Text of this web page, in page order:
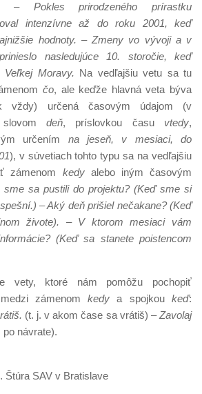
– Pokles prirodzeného prírastku
intenzívne až do roku 2001, keď
hodnoty. – Zmeny vo vývoji a v
nasledujúce 10. storočie, keď
Moravy. Na vedľajšiu vetu sa tu
čo, ale keďže hlavná veta býva
vždy) určená časovým údajom (v
slovom deň, príslovkou času vtedy,
určením na jeseň, v mesiaci, do
), v súvetiach tohto typu sa na vedľajšiu
zámenom kedyalebo iným časovým
sme sa pustili do projektu? (Keď sme si
– Aký deň prišiel nečakane? (Keď
živote). – V ktorom mesiaci vám
(Keď sa stanete poistencom
vety, ktoré nám pomôžu pochopiť
zámenomkedy a spojkoukeď:
(t. j. v akom čase sa vrátiš) –Zavolaj
po návrate).
Štúra SAV v Bratislave